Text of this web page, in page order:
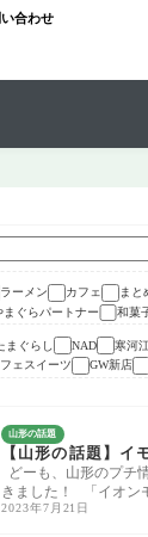
合わせ
ラーメン カフェ まと
まぐらパートナー 和菓
まぐらし NAD 寒河
ェスイーツ GW新店
山形の話題
【山形の話題】イ
どーも、山形のプチ
きました！ 「イオン
2023年7月21日